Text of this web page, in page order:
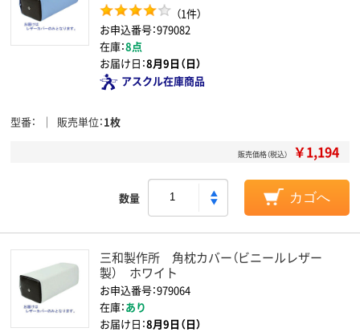
（1件）
お申込番号：979082
在庫：8点
お届け日：8月9日（日）
アスクル在庫商品
型番 販売単位 1枚
販売価格（税込） ￥1,194
数量 カゴへ
三和製作所 角枕カバー（ビニールレザー
製） ホワイト
お申込番号：979064
在庫：あり
お届け日：8月9日（日）